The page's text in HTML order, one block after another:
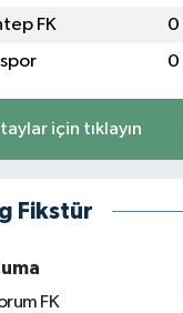
FK 0
0
için tıklayın
Fikstür
FK